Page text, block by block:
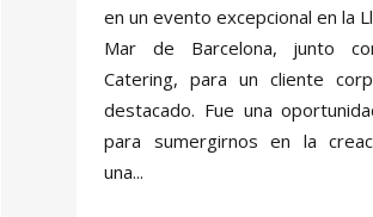
en un evento excepcional en la
Mar de Barcelona, junto
Catering, para un cliente
destacado. Fue una
para sumergirnos en la
una...